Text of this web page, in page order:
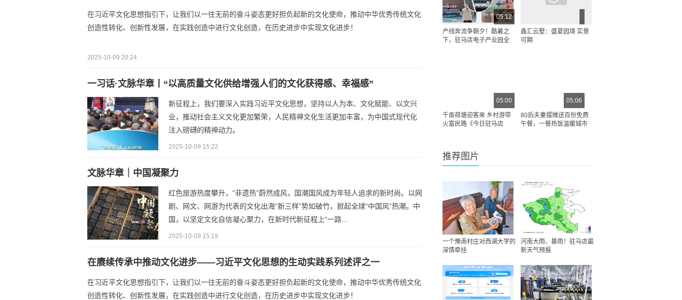
在习近平文化思想指引下，让我们以一往无前的奋斗姿态更好担负起新的文化使命，推动中华优秀传统文化
创造性转化、创新性发展，在实践创造中进行文化创造，在历史进步中实现文化进步！
2025-10-09 20:24
一习话·文脉华章丨“以高质量文化供给增强人们的文化获得感、幸福感”
新征程上，我们要深入实践习近平文化思想，坚持以人为本、文化赋能、以文兴
业，推动社会主义文化更加繁荣，人民精神文化生活更加丰富，为中国式现代化
注入磅礴的精神动力。
2025-10-09 15:22
文脉华章｜中国凝聚力
红色旅游热度攀升，“非遗热”蔚然成风，国潮国风成为年轻人追求的新时尚。以网
剧、网文、网游为代表的文化出海“新三样”势如破竹，掀起全球“中国风”热潮。中
国，以坚定文化自信凝心聚力，在新时代新征程上“一路...
2025-10-09 15:19
在赓续传承中推动文化进步——习近平文化思想的生动实践系列述评之一
在习近平文化思想指引下，让我们以一往无前的奋斗姿态更好担负起新的文化使命，推动中华优秀传统文化
创造性转化、创新性发展，在实践创造中进行文化创造，在历史进步中实现文化进步！
05:12
产线奔流争朝夕！酷暑之
下，驻马店电子产业园全
鑫汇云墅：盛夏园境 实景
可期
05:00
千亩荷塘迎客来 乡村游带
火富民路《今日驻马店
05:06
80后夫妻摆摊送百份免费
午餐，一餐热饭温暖城市
推荐图片
一个豫南村庄对西湖大学的
深情牵挂
河南大雨、暴雨！驻马店最
新天气预报